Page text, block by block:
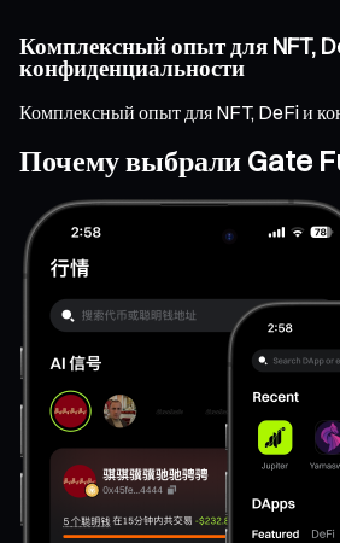
Комплексный опыт для NFT,
конфиденциальности
Комплексный опыт для NFT, DeFi и
Почему выбрали Gate